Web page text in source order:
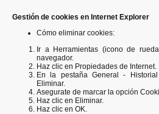
Gestión de cookies en Internet Explorer
Cómo eliminar cookies:
Ir a Herramientas (icono de
navegador.
Haz clic en Propiedades de Internet.
En la pestaña General -
Eliminar.
Asegurate de marcar la opción
Haz clic en Eliminar.
Haz clic en OK.